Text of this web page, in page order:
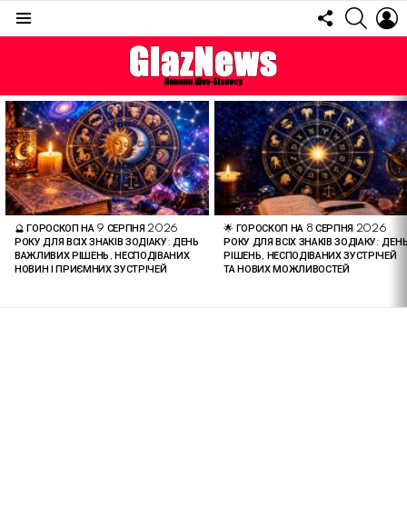
FOLLOW
US
ОСТАННІ
СТАТТІ
🔮 ГОРОСКОП НА 9 СЕРПНЯ 2026
РОКУ ДЛЯ ВСІХ ЗНАКІВ ЗОДІАКУ: ДЕНЬ
ВАЖЛИВИХ РІШЕНЬ, НЕСПОДІВАНИХ
НОВИН І ПРИЄМНИХ ЗУСТРІЧЕЙ
🌟 ГОРОСКОП НА 8 СЕРПНЯ 2026
РОКУ ДЛЯ ВСІХ ЗНАКІВ ЗОДІАКУ:
РІШЕНЬ, НЕСПОДІВАНИХ ЗУСТРІЧЕЙ
ТА НОВИХ МОЖЛИВОСТЕЙ